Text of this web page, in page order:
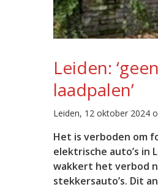
Leiden:
laadpalen’
Leiden, 12 oktober 2024
Het is verboden om
elektrische auto’s in
wakkert het verbod
stekkersauto’s. Dit